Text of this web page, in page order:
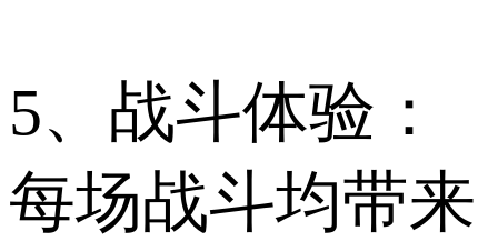
5、战斗体验：
每场战斗均带来